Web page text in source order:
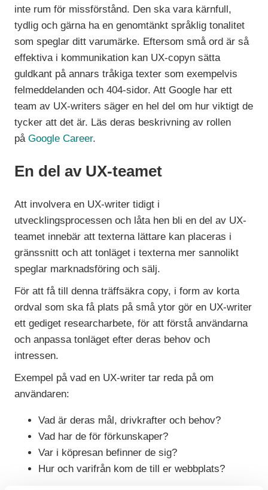
inte rum för missförstånd. Den ska vara kärnfull,
tydlig och gärna ha en genomtänkt språklig tonalitet
som speglar ditt varumärke. Eftersom små ord är så
effektiva i kommunikation kan UX-copyn sätta
guldkant på annars tråkiga texter som exempelvis
felmeddelanden och 404-sidor. Att Google har ett
team av UX-writers säger en hel del om hur viktigt de
tycker att det är. Läs deras beskrivning av rollen
påGoogle Career.
En del av UX-teamet
Att involvera en UX-writer tidigt i
utvecklingsprocessen och låta hen bli en del av UX-
teamet innebär att texterna lättare kan placeras i
gränssnitt och att tonläget i texterna mer sannolikt
speglar marknadsföring och sälj.
För att få till denna träffsäkra copy, i form av korta
ordval som ska få plats på små ytor gör en UX-writer
ett gediget researcharbete, för att förstå användarna
och anpassa tonläget efter deras behov och
intressen.
Exempel på vad en UX-writer tar reda på om
användaren:
Vad är deras mål, drivkrafter och behov?
Vad har de för förkunskaper?
Var i köpresan befinner de sig?
Hur och varifrån kom de till er webbplats?